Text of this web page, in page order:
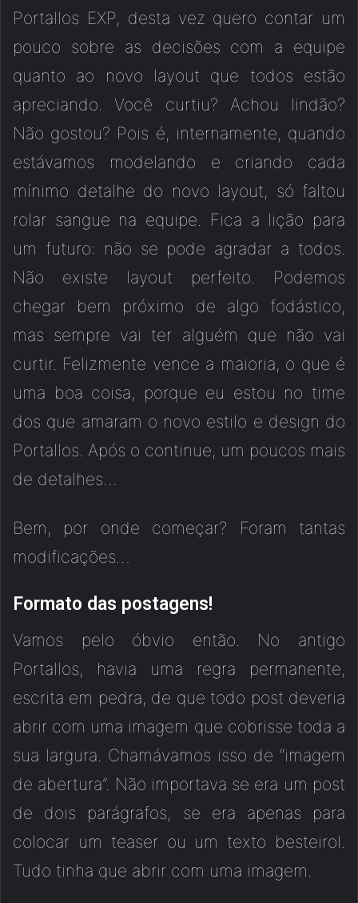
Portallos EXP, desta vez quero contar um
pouco sobre as decisões com a equipe
quanto ao novo layout que todos estão
apreciando. Você curtiu? Achou lindão?
Não gostou? Pois é, internamente, quando
estávamos modelando e criando cada
mínimo detalhe do novo layout, só faltou
rolar sangue na equipe. Fica a lição para
um futuro: não se pode agradar a todos.
Não existe layout perfeito. Podemos
chegar bem próximo de algo fodástico,
mas sempre vai ter alguém que não vai
curtir. Felizmente vence a maioria, o que é
uma boa coisa, porque eu estou no time
dos que amaram o novo estilo e design do
Portallos. Após o continue, um poucos mais
de detalhes…
Bem, por onde começar? Foram tantas
modificações…
Formato das postagens!
Vamos pelo óbvio então. No antigo
Portallos, havia uma regra permanente,
escrita em pedra, de que todo post deveria
abrir com uma imagem que cobrisse toda a
sua largura. Chamávamos isso de “imagem
de abertura”. Não importava se era um post
de dois parágrafos, se era apenas para
colocar um teaser ou um texto besteirol.
Tudo tinha que abrir com uma imagem.